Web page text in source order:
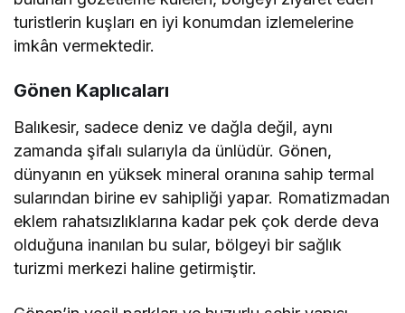
turistlerin kuşları en iyi konumdan izlemelerine
imkân vermektedir.
Gönen Kaplıcaları
Balıkesir, sadece deniz ve dağla değil, aynı
zamanda şifalı sularıyla da ünlüdür. Gönen,
dünyanın en yüksek mineral oranına sahip termal
sularından birine ev sahipliği yapar. Romatizmadan
eklem rahatsızlıklarına kadar pek çok derde deva
olduğuna inanılan bu sular, bölgeyi bir sağlık
turizmi merkezi haline getirmiştir.